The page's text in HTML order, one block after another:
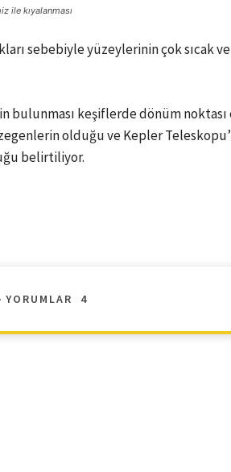
ile kıyalanması
sebebiyle yüzeylerinin çok sıcak
keşiflerde dönüm
olduğu ve Kepler
belirtiliyor.
YORUMLAR 4